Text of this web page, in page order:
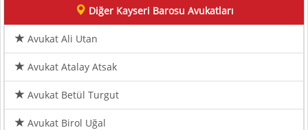
Diğer Kayseri Barosu Avukatları
Avukat Ali Utan
Avukat Atalay Atsak
Avukat Betül Turgut
Avukat Birol Uğal